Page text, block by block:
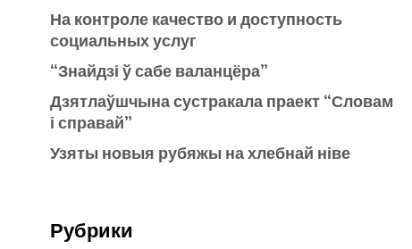
На контроле качество и доступность
социальных услуг
“Знайдзі ў сабе валанцёра”
Дзятлаўшчына сустракала праект “Словам
і справай”
Узяты новыя рубяжы на хлебнай ніве
Рубрики